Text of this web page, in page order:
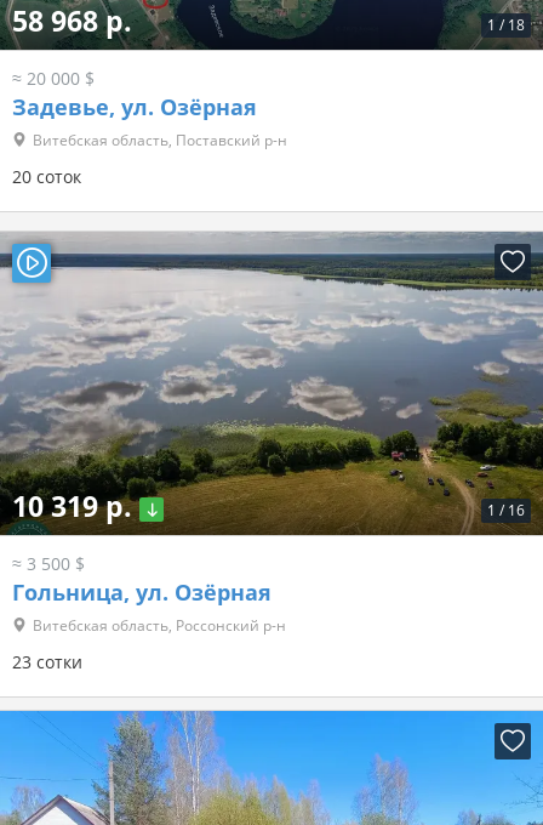
1 / 18
58 968 р.
≈ 20 000 $
Задевье, ул. Озёрная
Витебская область, Поставский р-н
20 соток
1 / 16
10 319 р.
≈ 3 500 $
Гольница, ул. Озёрная
Витебская область, Россонский р-н
23 сотки